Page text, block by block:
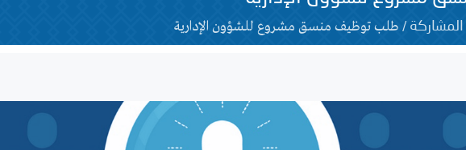
/ طلب توظيف منسق مشروع للشؤون الإدارية